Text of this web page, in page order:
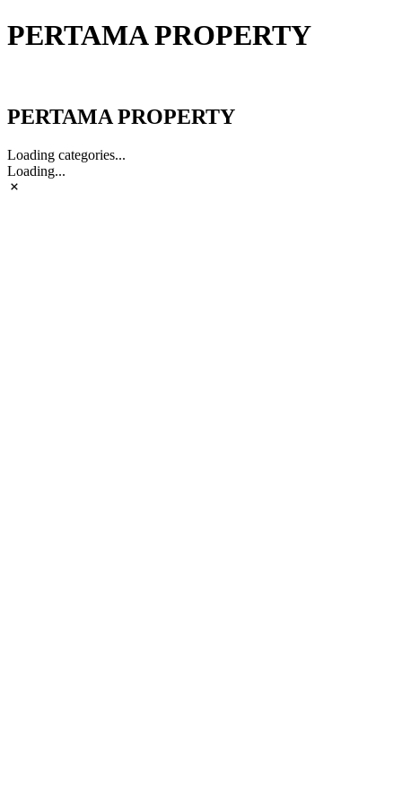
PERTAMA PROPERTY
PERTAMA PROPERTY
Loading categories...
Loading...